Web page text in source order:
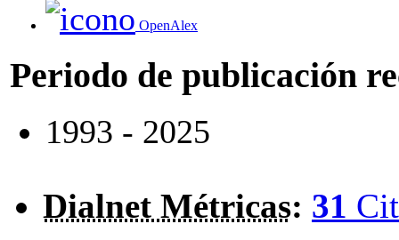
OpenAlex
Periodo de publicación
1993 - 2025
Dialnet Métricas: 31